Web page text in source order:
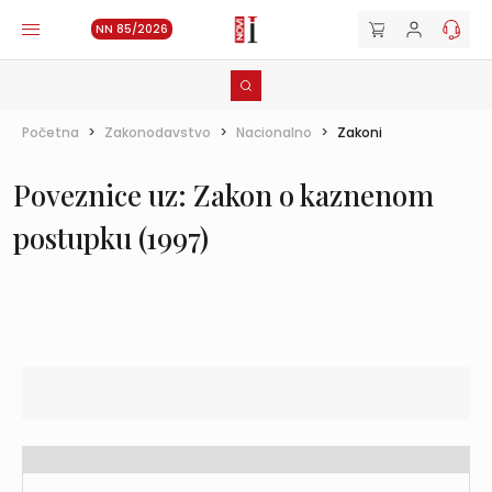
NN 85/2026
Početna > Zakonodavstvo > Nacionalno > Zakoni
Poveznice uz: Zakon o kaznenom
postupku (1997)